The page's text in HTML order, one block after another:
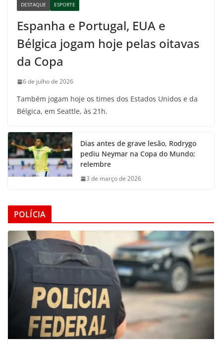
DESTAQUE ESPORTE
Espanha e Portugal, EUA e
Bélgica jogam hoje pelas oitavas
da Copa
6 de julho de 2026
Também jogam hoje os times dos Estados Unidos e da
Bélgica, em Seattle, às 21h.
Dias antes de grave lesão, Rodrygo
pediu Neymar na Copa do Mundo;
relembre
3 de março de 2026
POLÍCIA